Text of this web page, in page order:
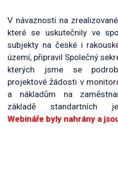
V návaznosti na
které se uskutečnily ve
subjekty na české i
území, připravil Společný
kterých jsme se
projektové žádosti v
a nákladům na
základě standartních
Webináře byly nahrány a